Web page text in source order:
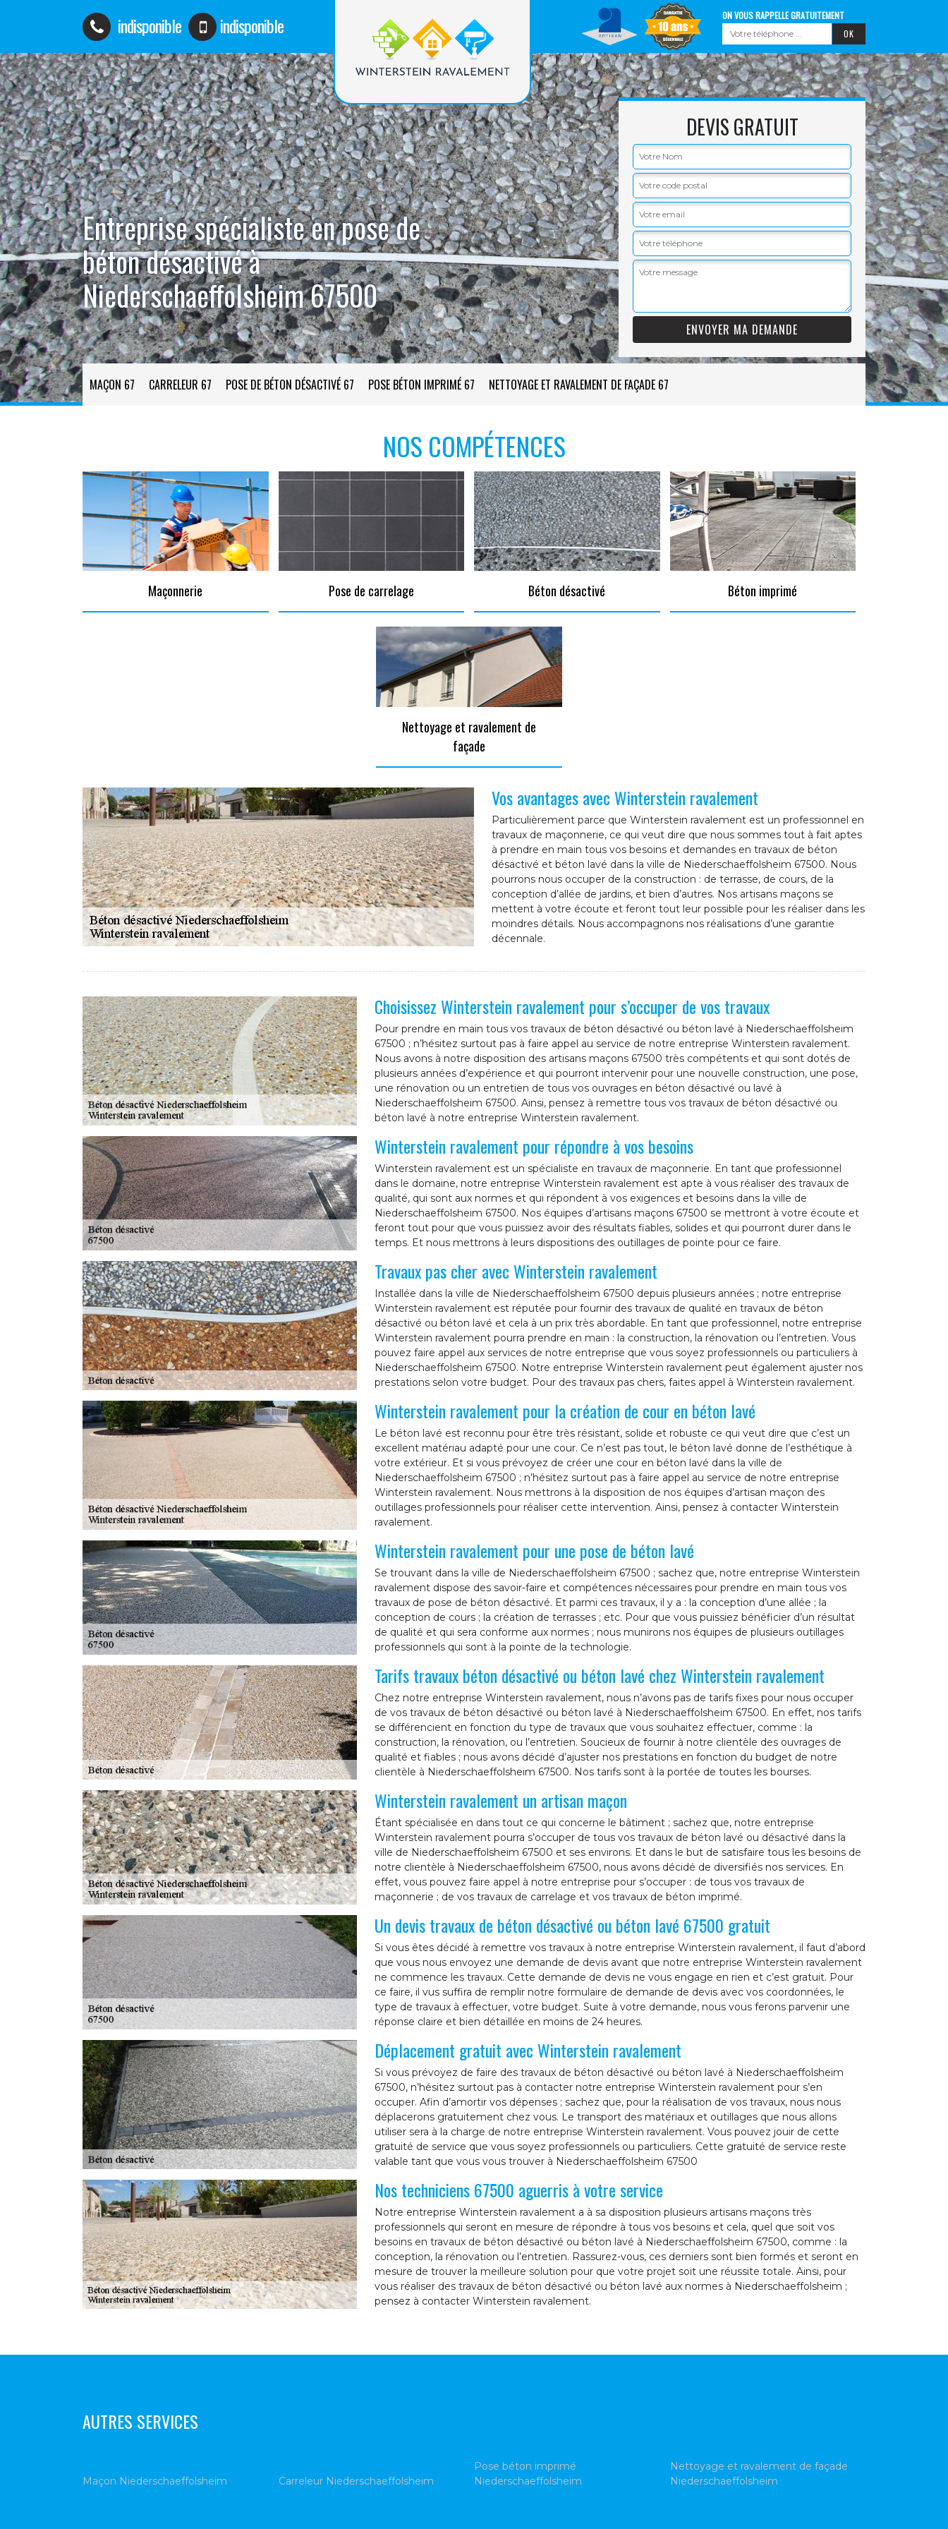
indisponible indisponible ON VOUS RAPPELLE GRATUITEMENT
Entreprise spécialiste en pose de
béton désactivé à
Niederschaeffolsheim 67500
DEVIS GRATUIT
MAÇON 67 CARRELEUR 67 POSE DE BÉTON DÉSACTIVÉ 67 POSE BÉTON IMPRIMÉ 67 NETTOYAGE ET RAVALEMENT DE FAÇADE 67
NOS COMPÉTENCES
Maçonnerie Pose de carrelage Béton désactivé Béton imprimé
Nettoyage et ravalement de
façade
Vos avantages avec Winterstein ravalement
Particulièrement parce que Winterstein ravalement est un professionnel en
travaux de maçonnerie, ce qui veut dire que nous sommes tout à fait aptes
à prendre en main tous vos besoins et demandes en travaux de béton
désactivé et béton lavé dans la ville de Niederschaeffolsheim 67500. Nous
pourrons nous occuper de la construction : de terrasse, de cours, de la
conception d’allée de jardins, et bien d’autres. Nos artisans maçons se
mettent à votre écoute et feront tout leur possible pour les réaliser dans les
moindres détails. Nous accompagnons nos réalisations d’une garantie
décennale.
Choisissez Winterstein ravalement pour s’occuper de vos travaux
Pour prendre en main tous vos travaux de béton désactivé ou béton lavé à Niederschaeffolsheim
67500 ; n’hésitez surtout pas à faire appel au service de notre entreprise Winterstein ravalement.
Nous avons à notre disposition des artisans maçons 67500 très compétents et qui sont dotés de
plusieurs années d’expérience et qui pourront intervenir pour une nouvelle construction, une pose,
une rénovation ou un entretien de tous vos ouvrages en béton désactivé ou lavé à
Niederschaeffolsheim 67500. Ainsi, pensez à remettre tous vos travaux de béton désactivé ou
béton lavé à notre entreprise Winterstein ravalement.
Winterstein ravalement pour répondre à vos besoins
Winterstein ravalement est un spécialiste en travaux de maçonnerie. En tant que professionnel
dans le domaine, notre entreprise Winterstein ravalement est apte à vous réaliser des travaux de
qualité, qui sont aux normes et qui répondent à vos exigences et besoins dans la ville de
Niederschaeffolsheim 67500. Nos équipes d’artisans maçons 67500 se mettront à votre écoute et
feront tout pour que vous puissiez avoir des résultats fiables, solides et qui pourront durer dans le
temps. Et nous mettrons à leurs dispositions des outillages de pointe pour ce faire.
Travaux pas cher avec Winterstein ravalement
Installée dans la ville de Niederschaeffolsheim 67500 depuis plusieurs années ; notre entreprise
Winterstein ravalement est réputée pour fournir des travaux de qualité en travaux de béton
désactivé ou béton lavé et cela à un prix très abordable. En tant que professionnel, notre entreprise
Winterstein ravalement pourra prendre en main : la construction, la rénovation ou l’entretien. Vous
pouvez faire appel aux services de notre entreprise que vous soyez professionnels ou particuliers à
Niederschaeffolsheim 67500. Notre entreprise Winterstein ravalement peut également ajuster nos
prestations selon votre budget. Pour des travaux pas chers, faites appel à Winterstein ravalement.
Winterstein ravalement pour la création de cour en béton lavé
Le béton lavé est reconnu pour être très résistant, solide et robuste ce qui veut dire que c’est un
excellent matériau adapté pour une cour. Ce n’est pas tout, le béton lavé donne de l’esthétique à
votre extérieur. Et si vous prévoyez de créer une cour en béton lavé dans la ville de
Niederschaeffolsheim 67500 ; n’hésitez surtout pas à faire appel au service de notre entreprise
Winterstein ravalement. Nous mettrons à la disposition de nos équipes d’artisan maçon des
outillages professionnels pour réaliser cette intervention. Ainsi, pensez à contacter Winterstein
ravalement.
Winterstein ravalement pour une pose de béton lavé
Se trouvant dans la ville de Niederschaeffolsheim 67500 ; sachez que, notre entreprise Winterstein
ravalement dispose des savoir-faire et compétences nécessaires pour prendre en main tous vos
travaux de pose de béton désactivé. Et parmi ces travaux, il y a : la conception d’une allée ; la
conception de cours ; la création de terrasses ; etc. Pour que vous puissiez bénéficier d’un résultat
de qualité et qui sera conforme aux normes ; nous munirons nos équipes de plusieurs outillages
professionnels qui sont à la pointe de la technologie.
Tarifs travaux béton désactivé ou béton lavé chez Winterstein ravalement
Chez notre entreprise Winterstein ravalement, nous n’avons pas de tarifs fixes pour nous occuper
de vos travaux de béton désactivé ou béton lavé à Niederschaeffolsheim 67500. En effet, nos tarifs
se différencient en fonction du type de travaux que vous souhaitez effectuer, comme : la
construction, la rénovation, ou l’entretien. Soucieux de fournir à notre clientèle des ouvrages de
qualité et fiables ; nous avons décidé d’ajuster nos prestations en fonction du budget de notre
clientèle à Niederschaeffolsheim 67500. Nos tarifs sont à la portée de toutes les bourses.
Winterstein ravalement un artisan maçon
Étant spécialisée en dans tout ce qui concerne le bâtiment ; sachez que, notre entreprise
Winterstein ravalement pourra s’occuper de tous vos travaux de béton lavé ou désactivé dans la
ville de Niederschaeffolsheim 67500 et ses environs. Et dans le but de satisfaire tous les besoins de
notre clientèle à Niederschaeffolsheim 67500, nous avons décidé de diversifiés nos services. En
effet, vous pouvez faire appel à notre entreprise pour s’occuper : de tous vos travaux de
maçonnerie ; de vos travaux de carrelage et vos travaux de béton imprimé.
Un devis travaux de béton désactivé ou béton lavé 67500 gratuit
Si vous êtes décidé à remettre vos travaux à notre entreprise Winterstein ravalement, il faut d’abord
que vous nous envoyez une demande de devis avant que notre entreprise Winterstein ravalement
ne commence les travaux. Cette demande de devis ne vous engage en rien et c’est gratuit. Pour
ce faire, il vus suffira de remplir notre formulaire de demande de devis avec vos coordonnées, le
type de travaux à effectuer, votre budget. Suite à votre demande, nous vous ferons parvenir une
réponse claire et bien détaillée en moins de 24 heures.
Déplacement gratuit avec Winterstein ravalement
Si vous prévoyez de faire des travaux de béton désactivé ou béton lavé à Niederschaeffolsheim
67500, n’hésitez surtout pas à contacter notre entreprise Winterstein ravalement pour s’en
occuper. Afin d’amortir vos dépenses ; sachez que, pour la réalisation de vos travaux, nous nous
déplacerons gratuitement chez vous. Le transport des matériaux et outillages que nous allons
utiliser sera à la charge de notre entreprise Winterstein ravalement. Vous pouvez jouir de cette
gratuité de service que vous soyez professionnels ou particuliers. Cette gratuité de service reste
valable tant que vous vous trouver à Niederschaeffolsheim 67500
Nos techniciens 67500 aguerris à votre service
Notre entreprise Winterstein ravalement a à sa disposition plusieurs artisans maçons très
professionnels qui seront en mesure de répondre à tous vos besoins et cela, quel que soit vos
besoins en travaux de béton désactivé ou béton lavé à Niederschaeffolsheim 67500, comme : la
conception, la rénovation ou l’entretien. Rassurez-vous, ces derniers sont bien formés et seront en
mesure de trouver la meilleure solution pour que votre projet soit une réussite totale. Ainsi, pour
vous réaliser des travaux de béton désactivé ou béton lavé aux normes à Niederschaeffolsheim ;
pensez à contacter Winterstein ravalement.
AUTRES SERVICES
Maçon Niederschaeffolsheim Carreleur Niederschaeffolsheim
Pose béton imprimé
Niederschaeffolsheim
Nettoyage et ravalement de façade
Niederschaeffolsheim